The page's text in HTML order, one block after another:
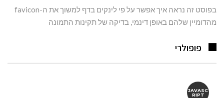
בפוסט זה נראה איך אפשר על פי לינקים בדף למשוך את ה-favicon
מהדומיין שלהם באופן דינמי, בדיקה של תקינות התמונה
פופולרי
JAVASC
RIPT